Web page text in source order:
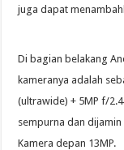
juga dapat
Di bagian belakang
kameranya adalah
(ultrawide) + 5MP f/
sempurna dan
Kamera depan 13MP.